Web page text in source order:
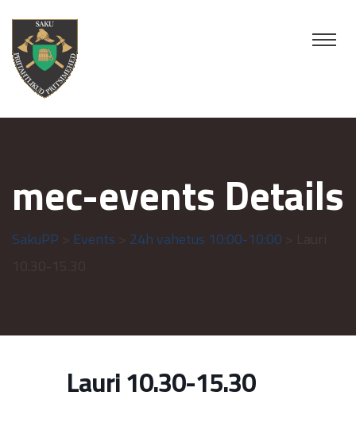
mec-events Details
SakuPP Events 24h vahetus 10:00-10:00
Lauri 10.30-15.30